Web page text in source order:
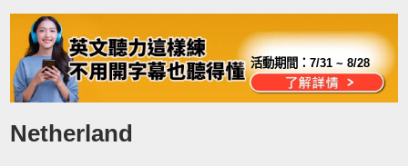
活動期間：7/31 ~ 8/28
Netherland